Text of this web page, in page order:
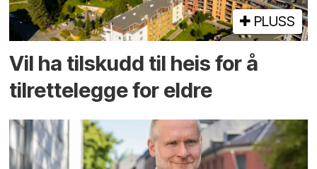
PLUSS
Vil ha tilskudd til heis for å
tilrettelegge for eldre